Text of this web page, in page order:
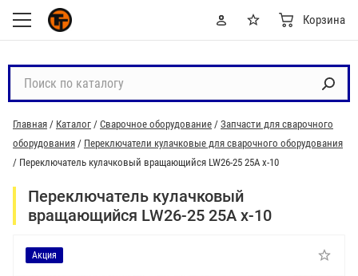
Корзина
с
к
п
о
а
Главная / Каталог / Сварочное оборудование / Запчасти для сварочного
оборудования / Переключатели кулачковые для сварочного оборудования
/ Переключатель кулачковый вращающийся LW26-25 25А x-10
Переключатель кулачковый
вращающийся LW26-25 25А x-10
Акция